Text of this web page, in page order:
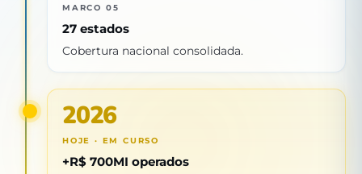
MARCO 05
27 estados
Cobertura nacional consolidada.
2026
HOJE · EM CURSO
+R$ 700MI operados